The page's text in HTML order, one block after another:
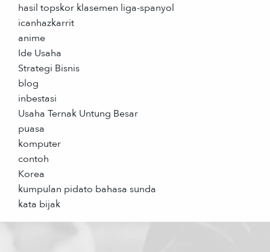
hasil topskor klasemen liga-spanyol
icanhazkarrit
anime
Ide Usaha
Strategi Bisnis
blog
inbestasi
Usaha Ternak Untung Besar
puasa
komputer
contoh
Korea
kumpulan pidato bahasa sunda
kata bijak